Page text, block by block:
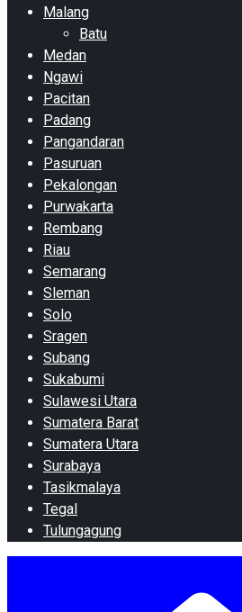
Malang
Batu
Medan
Ngawi
Pacitan
Padang
Pangandaran
Pasuruan
Pekalongan
Purwakarta
Rembang
Riau
Semarang
Sleman
Solo
Sragen
Subang
Sukabumi
Sulawesi Utara
Sumatera Barat
Sumatera Utara
Surabaya
Tasikmalaya
Tegal
Tulungagung